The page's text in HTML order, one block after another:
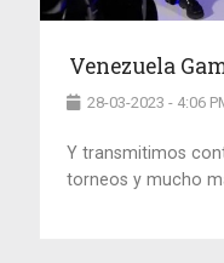
Venezuela
28-03-2023 - 4:06
Y transmitimos
torneos y mucho